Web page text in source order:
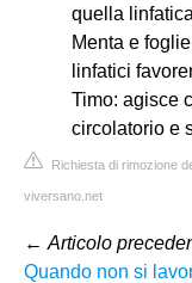
quella
Menta e
linfatici
Timo: agisce
circolatorio e
Richiesta di rimozione
viversano.net
← Articolo
Quando non si